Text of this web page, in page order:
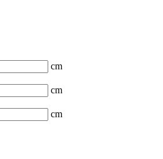
cm
cm
cm